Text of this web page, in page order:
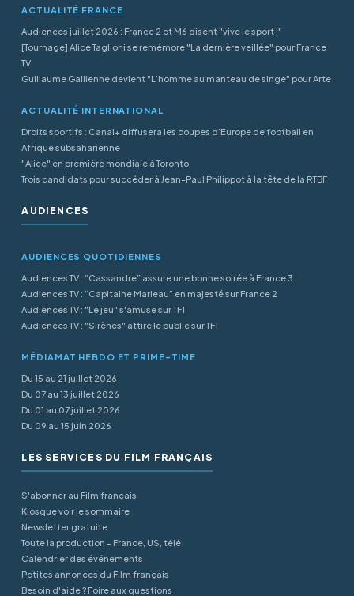
ACTUALITÉ FRANCE
Audiences juillet 2026 : France 2 et M6 disent "vive le sport !"
[Tournage] Alice Taglioni se remémore "La dernière veillée" pour France
TV
Guillaume Gallienne devient "L’homme au manteau de singe" pour Arte
ACTUALITÉ INTERNATIONAL
Droits sportifs : Canal+ diffusera les coupes d’Europe de football en
Afrique subsaharienne
"Alice" en première mondiale à Toronto
Trois candidats pour succéder à Jean-Paul Philippot à la tête de la RTBF
AUDIENCES
AUDIENCES QUOTIDIENNES
Audiences TV : “Cassandre” assure une bonne soirée à France 3
Audiences TV : “Capitaine Marleau” en majesté sur France 2
Audiences TV : "Le jeu" s'amuse sur TF1
Audiences TV : "Sirènes" attire le public sur TF1
MÉDIAMAT HEBDO ET PRIME-TIME
Du 15 au 21 juillet 2026
Du 07 au 13 juillet 2026
Du 01 au 07 juillet 2026
Du 09 au 15 juin 2026
LES SERVICES DU FILM FRANÇAIS
S'abonner au Film français
Kiosque voir le sommaire
Newsletter gratuite
Toute la production - France, US, télé
Calendrier des événements
Petites annonces du Film français
Besoin d'aide ? Foire aux questions